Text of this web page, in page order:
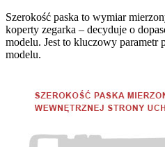
Szerokość paska to wymiar
koperty zegarka – decyduje o
modelu. Jest to kluczowy parametr
modelu.